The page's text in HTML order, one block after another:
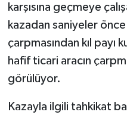
karşısına geçmeye
kazadan saniyeler
çarpmasından kıl payı
hafif ticari aracın
görülüyor.
Kazayla ilgili tahkikat